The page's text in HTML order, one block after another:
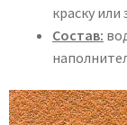
краску
Состав: